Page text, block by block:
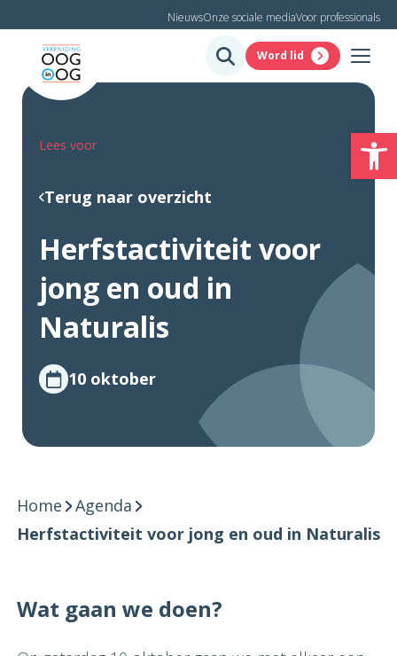
NieuwsOnze sociale mediaVoor professionals
Word lid
Lees voor
Terug naar overzicht
Herfstactiviteit voor
jong en oud in
Naturalis
10 oktober
Home
Agenda
Herfstactiviteit voor jong en oud in Naturalis
Wat gaan we doen?